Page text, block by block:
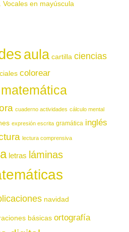
en mayúscula
aula cartilla ciencias
colorear
cuaderno actividades cálculo mental
expresión escrita gramática inglés
lectura comprensiva
letras láminas
navidad
básicas ortografía